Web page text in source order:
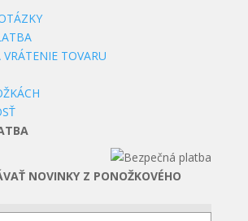
TOVARU
NOVINKY Z PONOŽKOVÉHO